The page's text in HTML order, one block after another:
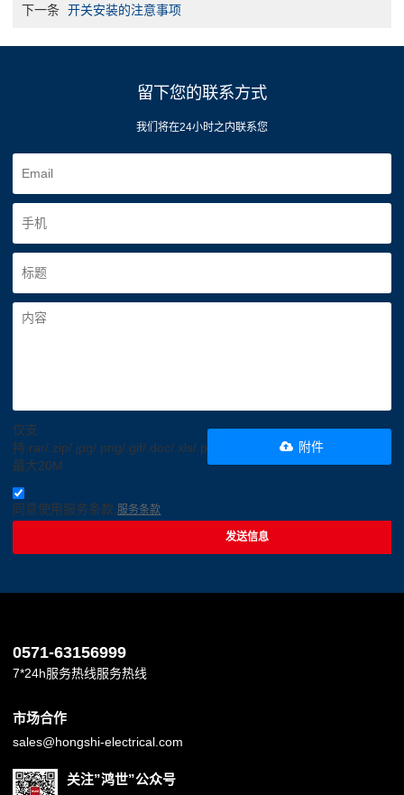
下一条 开关安装的注意事项
留下您的联系方式
我们将在24小时之内联系您
仅支
持.rar/.zip/.jpg/.png/.gif/.doc/.xls/.pdf，
最大20M
附件
同意使用服务条款, 服务条款
发送信息
0571-63156999
7*24h服务热线服务热线
市场合作
sales@hongshi-electrical.com
关注”鸿世”公众号